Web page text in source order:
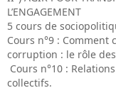
L’ENGAGEMENT
5 cours de
Cours n°9 : Comment
corruption : le rôle
Cours n°10 :
collectifs.